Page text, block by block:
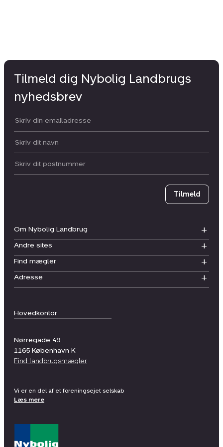
Hovedkontor
Nørregade 49
1165 København K
Find landbrugsmægler
Om Nybolig Landbrug
Andre sites
Find mægler
Adresse
Tilmeld dig Nybolig Landbrugs
nyhedsbrev
Din email:
Dit navn:
Postnummer
Tilmeld
Vi er en del af et foreningsejet selskab
Læs mere